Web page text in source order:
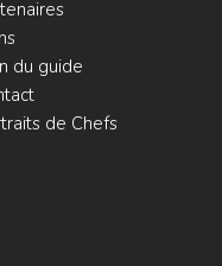
du guide
de Chefs